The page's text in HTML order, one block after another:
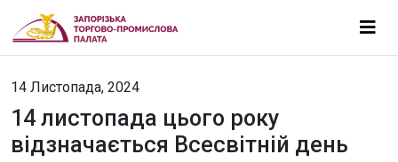
14 Листопада, 2024
14 листопада цього року
відзначається Всесвітній день